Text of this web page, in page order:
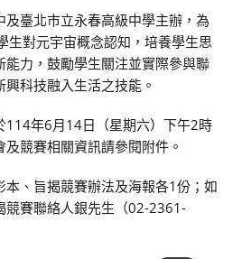
臺北市立永春高級中學主辦，為
生對元宇宙概念認知，培養學生思
能力，鼓勵學生關注並實際參與聯
科技融入生活之技能。
114年6月14日（星期六）下午2時
競賽相關資訊請參閱附件。
本、旨揭競賽辦法及海報各1份；如
競賽聯絡人銀先生（02-2361-